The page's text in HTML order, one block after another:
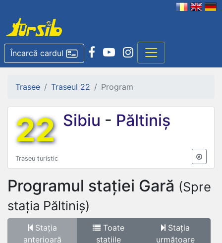
Încarcă cardul
Trasee Traseul 22 Program
22 Sibiu - Păltiniș
Traseu turistic
Programul stației Gară (Spre
stația Păltiniș)
Stația
anterioară
Toate
stațiile
Stația
următoare